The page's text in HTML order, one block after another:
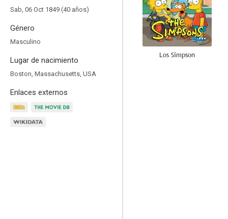
Sab, 06 Oct 1849 (40 años)
Género
Masculino
Lugar de nacimiento
Boston, Massachusetts, USA
Enlaces externos
Los Simpson